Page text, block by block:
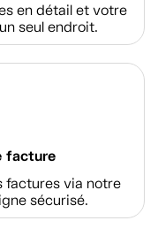
en détail et votre
seul endroit.
facture
factures via notre
sécurisé.